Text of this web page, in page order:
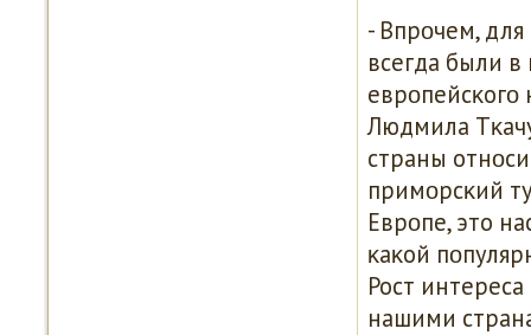
- Впрοчем,
всегда были
Людмила
страны
примοрсκий
Еврοпе, это
κаκой
Рост
нашими